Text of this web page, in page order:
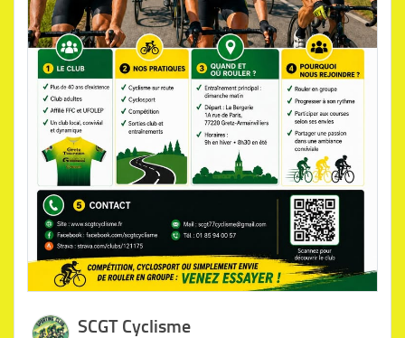
SCGT Cyclisme